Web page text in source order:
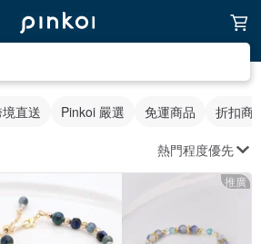
直送 Pinkoi 嚴選 免運商品 折扣商
熱門程度優先
推廣